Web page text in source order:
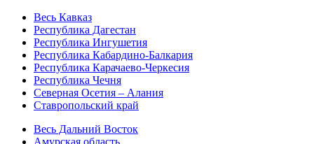
Весь Кавказ
Республика Дагестан
Республика Ингушетия
Республика Кабардино-Балкария
Республика Карачаево-Черкесия
Республика Чечня
Северная Осетия – Алания
Ставропольский край
Весь Дальний Восток
Амурская область